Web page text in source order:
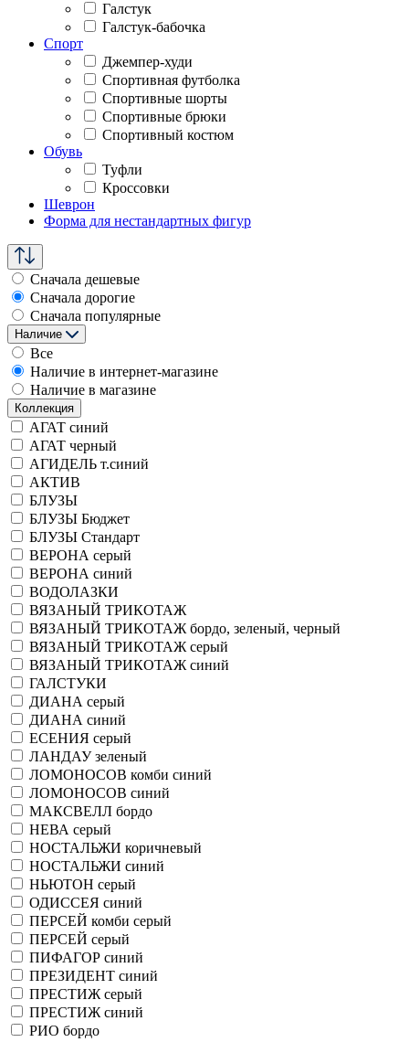
Галстук
Галстук-бабочка
Спорт
Джемпер-худи
Спортивная футболка
Спортивные шорты
Спортивные брюки
Спортивный костюм
Обувь
Туфли
Кроссовки
Шеврон
Форма для нестандартных фигур
Сначала дешевые
Сначала дорогие
Сначала популярные
Наличие
Все
Наличие в интернет-магазине
Наличие в магазине
Коллекция
АГАТ синий
АГАТ черный
АГИДЕЛЬ т.синий
АКТИВ
БЛУЗЫ
БЛУЗЫ Бюджет
БЛУЗЫ Стандарт
ВЕРОНА серый
ВЕРОНА синий
ВОДОЛАЗКИ
ВЯЗАНЫЙ ТРИКОТАЖ
ВЯЗАНЫЙ ТРИКОТАЖ бордо, зеленый, черный
ВЯЗАНЫЙ ТРИКОТАЖ серый
ВЯЗАНЫЙ ТРИКОТАЖ синий
ГАЛСТУКИ
ДИАНА серый
ДИАНА синий
ЕСЕНИЯ серый
ЛАНДАУ зеленый
ЛОМОНОСОВ комби синий
ЛОМОНОСОВ синий
МАКСВЕЛЛ бордо
НЕВА серый
НОСТАЛЬЖИ коричневый
НОСТАЛЬЖИ синий
НЬЮТОН серый
ОДИССЕЯ синий
ПЕРСЕЙ комби серый
ПЕРСЕЙ серый
ПИФАГОР синий
ПРЕЗИДЕНТ синий
ПРЕСТИЖ серый
ПРЕСТИЖ синий
РИО бордо